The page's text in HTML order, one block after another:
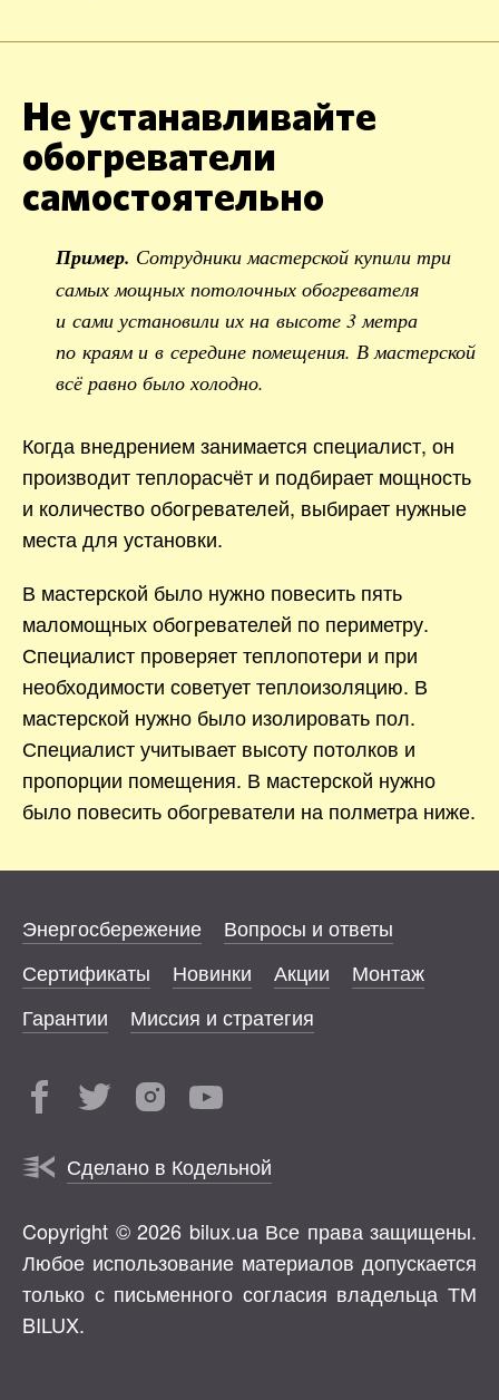
Не устанавливайте
обогреватели
самостоятельно
Пример. Сотрудники мастерской купили три
самых мощных потолочных обогревателя
и сами установили их на высоте 3 метра
по краям и в середине помещения. В мастерской
всё равно было холодно.
Когда внедрением занимается специалист, он
производит теплорасчёт и подбирает мощность
и количество обогревателей, выбирает нужные
места для установки.
В мастерской было нужно повесить пять
маломощных обогревателей по периметру.
Специалист проверяет теплопотери и при
необходимости советует теплоизоляцию. В
мастерской нужно было изолировать пол.
Специалист учитывает высоту потолков и
пропорции помещения. В мастерской нужно
было повесить обогреватели на полметра ниже.
Энергосбережение
Вопросы и ответы
Сертификаты
Новинки Акции
Монтаж
Гарантии
Миссия и стратегия
Сделано в Кодельной
Copyright © 2026 bilux.ua Все права защищены.
Любое использование материалов допускается
только с письменного согласия владельца ТМ
BILUX.